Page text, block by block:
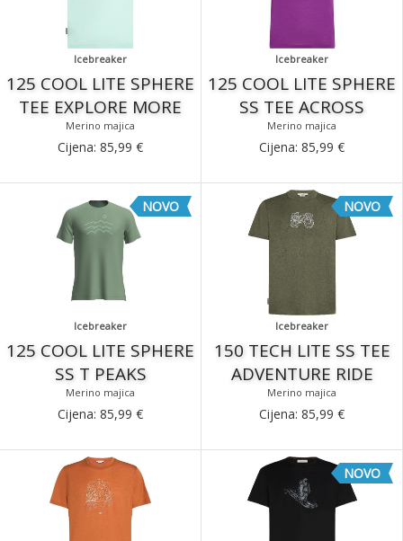
Icebreaker
125 COOL LITE SPHERE
TEE EXPLORE MORE
Merino majica
Cijena: 85,99 €
Icebreaker
125 COOL LITE SPHERE
SS TEE ACROSS
Merino majica
Cijena: 85,99 €
Icebreaker
125 COOL LITE SPHERE
SS T PEAKS
Merino majica
NOVO
Cijena: 85,99 €
Icebreaker
150 TECH LITE SS TEE
ADVENTURE RIDE
Merino majica
NOVO
Cijena: 85,99 €
NOVO